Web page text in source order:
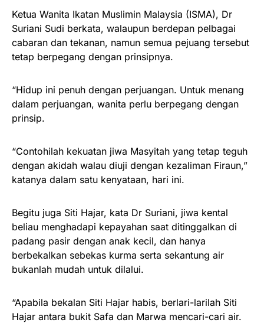
Ketua Wanita Ikatan Muslimin Malaysia (ISMA), Dr
Suriani Sudi berkata, walaupun berdepan pelbagai
cabaran dan tekanan, namun semua pejuang tersebut
tetap berpegang dengan prinsipnya.
“Hidup ini penuh dengan perjuangan. Untuk menang
dalam perjuangan, wanita perlu berpegang dengan
prinsip.
“Contohilah kekuatan jiwa Masyitah yang tetap teguh
dengan akidah walau diuji dengan kezaliman Firaun,”
katanya dalam satu kenyataan, hari ini.
Begitu juga Siti Hajar, kata Dr Suriani, jiwa kental
beliau menghadapi kepayahan saat ditinggalkan di
padang pasir dengan anak kecil, dan hanya
berbekalkan sebekas kurma serta sekantung air
bukanlah mudah untuk dilalui.
“Apabila bekalan Siti Hajar habis, berlari-larilah Siti
Hajar antara bukit Safa dan Marwa mencari-cari air.